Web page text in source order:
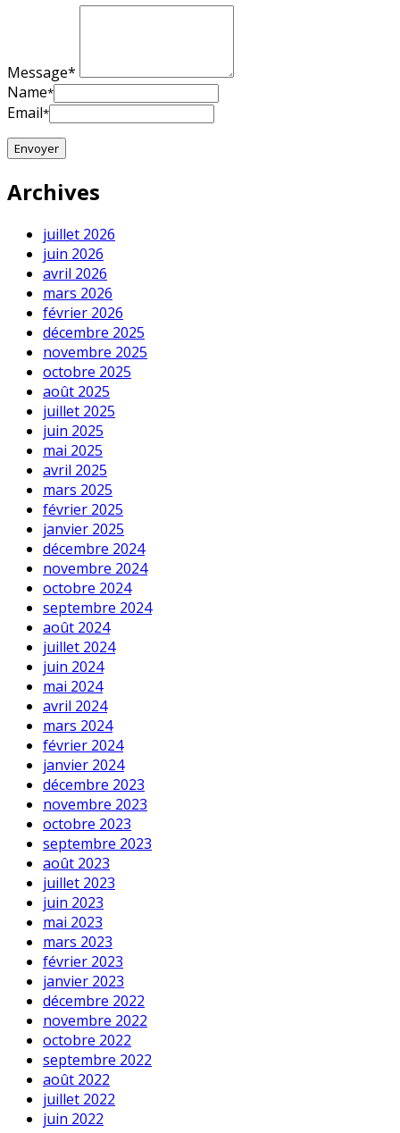
Message*
Name*
Email*
Archives
juillet 2026
juin 2026
avril 2026
mars 2026
février 2026
décembre 2025
novembre 2025
octobre 2025
août 2025
juillet 2025
juin 2025
mai 2025
avril 2025
mars 2025
février 2025
janvier 2025
décembre 2024
novembre 2024
octobre 2024
septembre 2024
août 2024
juillet 2024
juin 2024
mai 2024
avril 2024
mars 2024
février 2024
janvier 2024
décembre 2023
novembre 2023
octobre 2023
septembre 2023
août 2023
juillet 2023
juin 2023
mai 2023
mars 2023
février 2023
janvier 2023
décembre 2022
novembre 2022
octobre 2022
septembre 2022
août 2022
juillet 2022
juin 2022